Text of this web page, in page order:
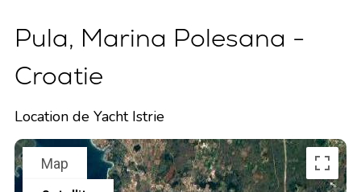
Pula, Marina Polesana -
Croatie
Location de Yacht Istrie
Map